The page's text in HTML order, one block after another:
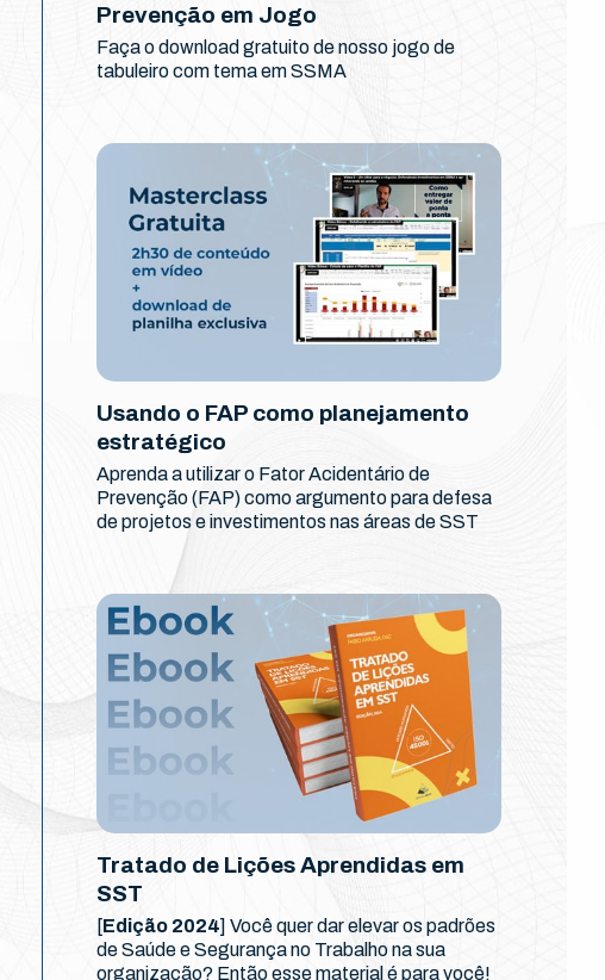
Prevenção em Jogo
Faça o download gratuito de nosso jogo de
tabuleiro com tema em SSMA
Usando o FAP como planejamento
estratégico
Aprenda a utilizar o Fator Acidentário de
Prevenção (FAP) como argumento para defesa
de projetos e investimentos nas áreas de SST
Tratado de Lições Aprendidas em
SST
[Edição 2024] Você quer dar elevar os padrões
de Saúde e Segurança no Trabalho na sua
organização? Então esse material é para você!